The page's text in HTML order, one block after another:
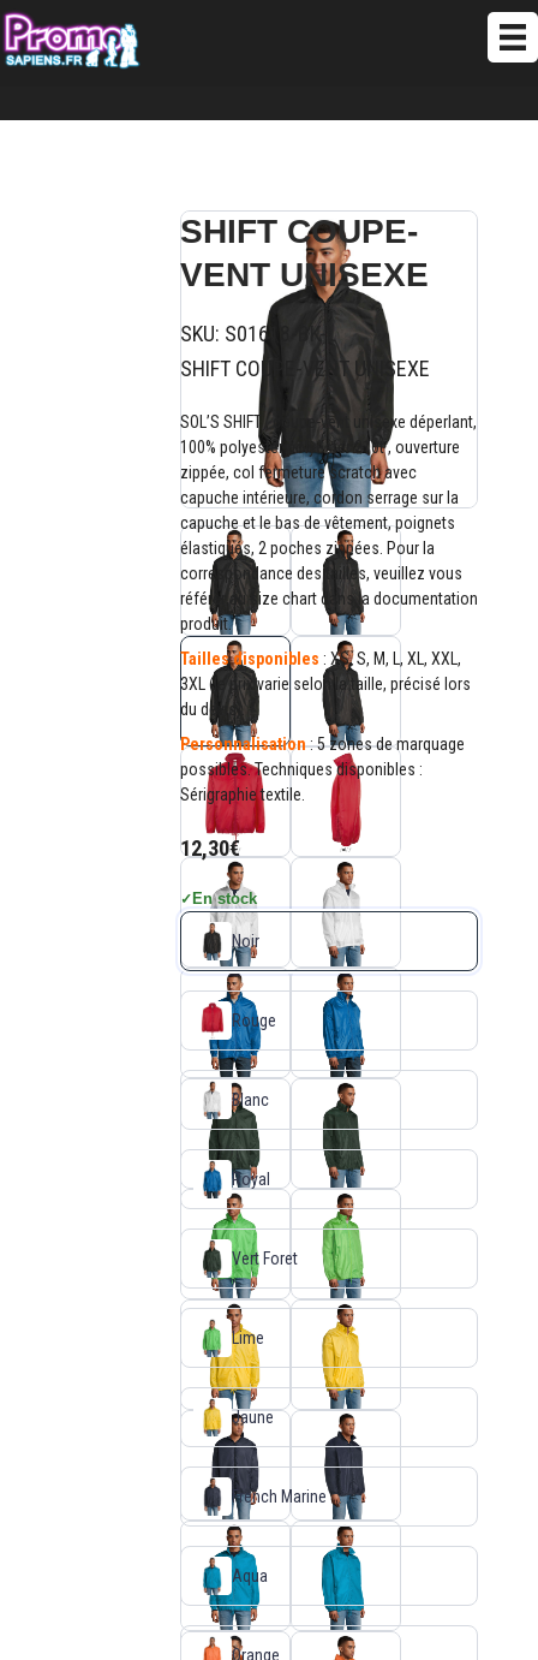
SHIFT COUPE-
VENT UNISEXE
SKU: S01618-BK-L
SHIFT COUPE-VENT UNISEXE
SOL’S SHIFT , coupe-vent unisexe déperlant,
100% polyester polyester 210t , ouverture
zippée, col fermeture scratch avec
capuche intérieure, cordon serrage sur la
capuche et le bas de vêtement, poignets
élastiqués, 2 poches zippées. Pour la
correspondance des tailles, veuillez vous
référer au size chart dans la documentation
produit.
Tailles disponibles : XS, S, M, L, XL, XXL,
3XL (le prix varie selon la taille, précisé lors
du devis).
Personnalisation: 5 zones de marquage
possibles. Techniques disponibles :
Sérigraphie textile.
12,30€
✓ En stock
Noir
Rouge
Blanc
Royal
Vert Foret
Lime
Jaune
French Marine
Aqua
Orange